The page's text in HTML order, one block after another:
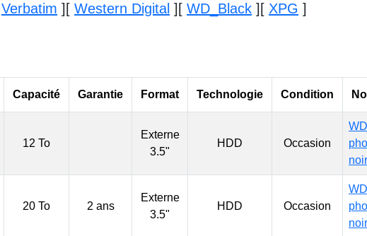
Verbatim ] [ Western Digital ] [ WD_Black ] [ XPG ]
Capacité Garantie Format Technologie Condition
12 To
Externe
3.5"
HDD Occasion
noir
20 To 2 ans
Externe
3.5"
HDD Occasion
noir